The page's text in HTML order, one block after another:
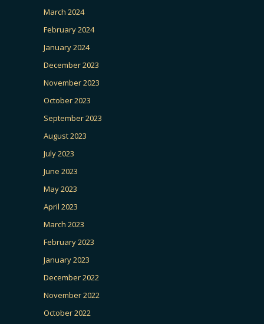
March 2024
February 2024
January 2024
December 2023
November 2023
October 2023
September 2023
August 2023
July 2023
June 2023
May 2023
April 2023
March 2023
February 2023
January 2023
December 2022
November 2022
October 2022